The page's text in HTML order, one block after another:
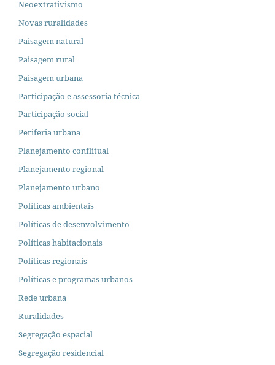
Neoextrativismo
Novas ruralidades
Paisagem natural
Paisagem rural
Paisagem urbana
Participação e assessoria técnica
Participação social
Periferia urbana
Planejamento conflitual
Planejamento regional
Planejamento urbano
Políticas ambientais
Políticas de desenvolvimento
Políticas habitacionais
Políticas regionais
Políticas e programas urbanos
Rede urbana
Ruralidades
Segregação espacial
Segregação residencial